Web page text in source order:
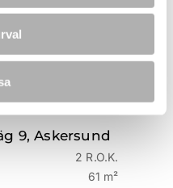
9, Askersund
2 R.O.K.
61 m²